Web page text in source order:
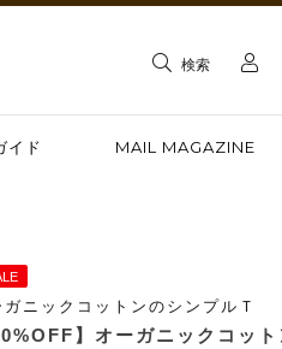
検索
イド MAIL MAGAZINE
ガニックコットンのシンプルＴ
】オーガニックコット